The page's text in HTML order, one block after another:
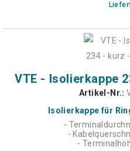
Artikel-Nr.:
Isolierkappe für
-
-
-